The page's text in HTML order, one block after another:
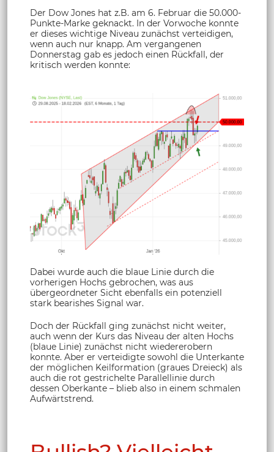
Der Dow Jones hat z.B. am 6. Februar die 50.000-
Punkte-Marke geknackt. In der Vorwoche konnte
er dieses wichtige Niveau zunächst verteidigen,
wenn auch nur knapp. Am vergangenen
Donnerstag gab es jedoch einen Rückfall, der
kritisch werden konnte:
Dabei wurde auch die blaue Linie durch die
vorherigen Hochs gebrochen, was aus
übergeordneter Sicht ebenfalls ein potenziell
stark bearishes Signal war.
Doch der Rückfall ging zunächst nicht weiter,
auch wenn der Kurs das Niveau der alten Hochs
(blaue Linie) zunächst nicht wiedererobern
konnte. Aber er verteidigte sowohl die Unterkante
der möglichen Keilformation (graues Dreieck) als
auch die rot gestrichelte Parallellinie durch
dessen Oberkante – blieb also in einem schmalen
Aufwärtstrend.